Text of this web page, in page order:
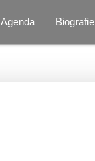
Agenda Biografie